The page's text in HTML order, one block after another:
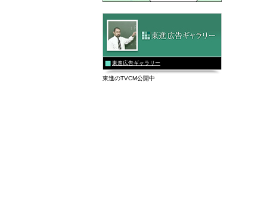
東進広告ギャラリー
東進のTVCM公開中